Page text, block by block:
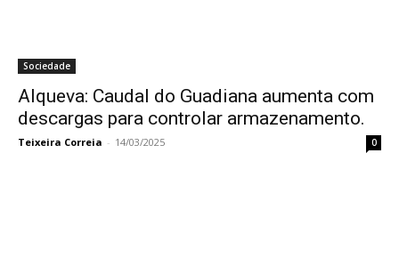
Sociedade
Alqueva: Caudal do Guadiana aumenta com
descargas para controlar armazenamento.
Teixeira Correia - 14/03/2025 0